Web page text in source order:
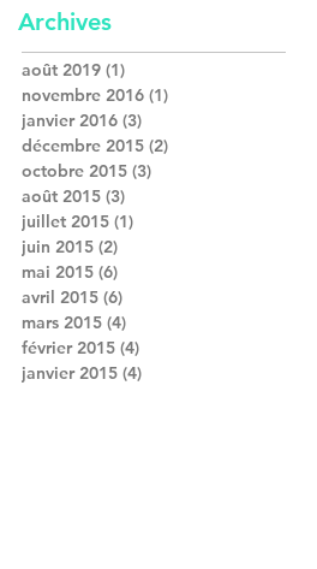
Archives
août 2019 (1)
novembre 2016 (1)
janvier 2016 (3)
décembre 2015 (2)
octobre 2015 (3)
août 2015 (3)
juillet 2015 (1)
juin 2015 (2)
mai 2015 (6)
avril 2015 (6)
mars 2015 (4)
février 2015 (4)
janvier 2015 (4)